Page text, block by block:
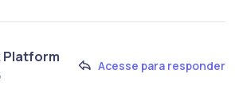
Platform
Acesse para responder